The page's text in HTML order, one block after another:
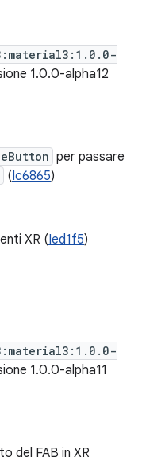
1.0.0-alpha12
per passare
(Ic6865)
XR (Ied1f5)
1.0.0-alpha11
del FAB in XR